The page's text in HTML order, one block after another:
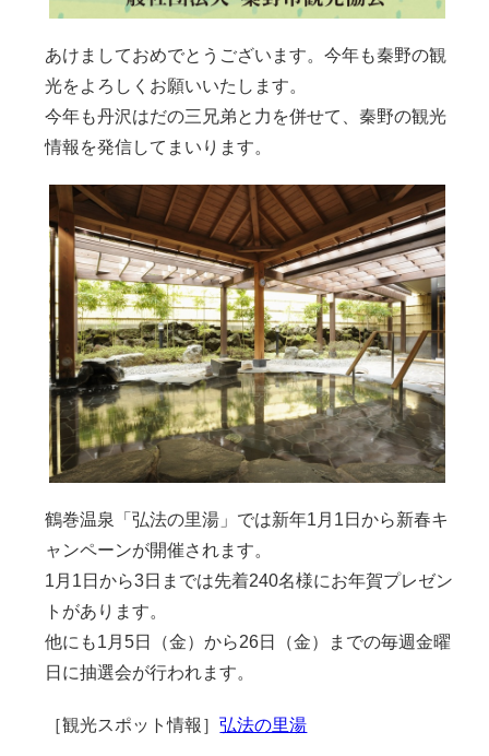
あけましておめでとうございます。今年も秦野の観
光をよろしくお願いいたします。
今年も丹沢はだの三兄弟と力を併せて、秦野の観光
情報を発信してまいります。
鶴巻温泉「弘法の里湯」では新年1月1日から新春キ
ャンペーンが開催されます。
1月1日から3日までは先着240名様にお年賀プレゼン
トがあります。
他にも1月5日（金）から26日（金）までの毎週金曜
日に抽選会が行われます。
［観光スポット情報］弘法の里湯